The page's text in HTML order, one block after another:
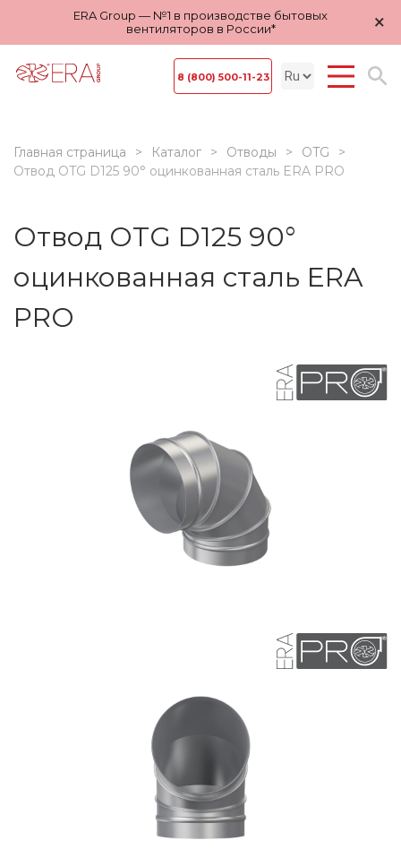
ERA Group — №1 в производстве бытовых
вентиляторов в России*
×
8 (800) 500-11-23
Главная страница Каталог Отводы
OTG
Отвод OTG D125 90° оцинкованная сталь ERA PRO
Отвод OTG D125 90°
оцинкованная сталь ERA
PRO